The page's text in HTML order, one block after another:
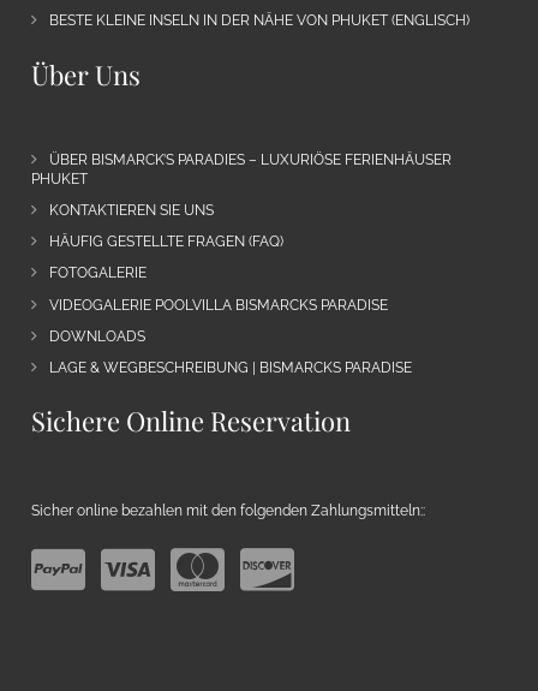
BESTE KLEINE INSELN IN DER NÄHE VON PHUKET (ENGLISCH)
Über Uns
ÜBER BISMARCK’S PARADIES – LUXURIÖSE FERIENHÄUSER
PHUKET
KONTAKTIEREN SIE UNS
HÄUFIG GESTELLTE FRAGEN (FAQ)
FOTOGALERIE
VIDEOGALERIE POOLVILLA BISMARCKS PARADISE
DOWNLOADS
LAGE & WEGBESCHREIBUNG | BISMARCKS PARADISE
Sichere Online Reservation
Sicher online bezahlen mit den folgenden Zahlungsmitteln::